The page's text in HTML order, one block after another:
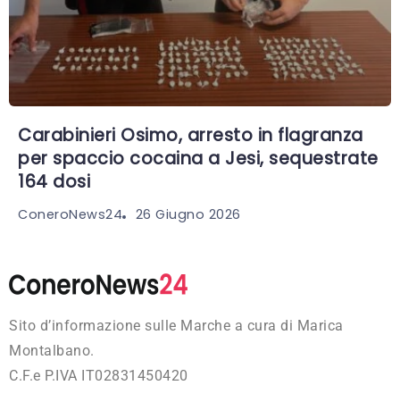
Carabinieri Osimo, arresto in flagranza
per spaccio cocaina a Jesi, sequestrate
164 dosi
ConeroNews24 26 Giugno 2026
Sito d’informazione sulle Marche a cura di Marica
Montalbano.
C.F.e P.IVA IT02831450420